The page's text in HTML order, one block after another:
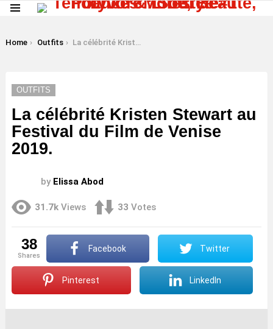
You are here:
Home Outfits La célébrité Kristen Stewart au Festival du Film de Venise 2019.
OUTFITS
La célébrité Kristen Stewart au
Festival du Film de Venise
2019.
by Elissa Abod
31.7k Views 33 Votes
38
shares
Facebook Twitter
Pinterest LinkedIn